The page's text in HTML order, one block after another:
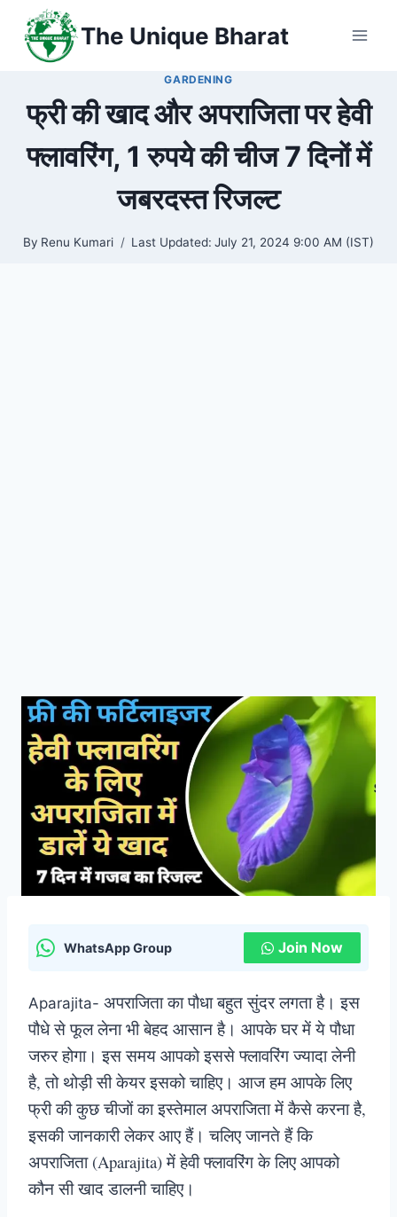
content
The Unique Bharat
GARDENING
फ्री की खाद और अपराजिता पर हेवी
फ्लावरिंग, 1 रुपये की चीज 7 दिनों में
जबरदस्त रिजल्ट
By Renu Kumari Last Updated: July 21, 2024 9:00 AM (IST)
WhatsApp Group Join Now
Aparajita- अपराजिता का पौधा बहुत सुंदर लगता है। इस
पौधे से फूल लेना भी बेहद आसान है। आपके घर में ये पौधा
जरुर होगा। इस समय आपको इससे फ्लावरिंग ज्यादा लेनी
है, तो थोड़ी सी केयर इसको चाहिए। आज हम आपके लिए
फ्री की कुछ चीजों का इस्तेमाल अपराजिता में कैसे करना है,
इसकी जानकारी लेकर आए हैं। चलिए जानते हैं कि
अपराजिता (Aparajita) में हेवी फ्लावरिंग के लिए आपको
कौन सी खाद डालनी चाहिए।